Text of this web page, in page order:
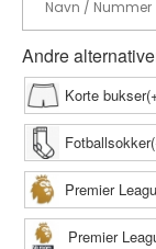
Andre
Korte
Premier
Premier